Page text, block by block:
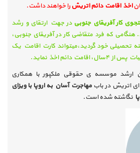
اخذ اقامت دائم اتریش را خواهند داشت.
کار آفریقای جنوبی در جهت ارتقای و رشد
که فرد متقاضی کار در آفریقای جنوبی،
تحصیلی خود گردید،می­تواند کارت اقامت یک
پس از۴سال، اقامت دائم اخذ نماید.
ارشد موسسه­ ی حقوقی ملک­پور با همکاری
اتریش در باب مهاجرت آسان به اروپا با ویزای
نگاشته شده است.